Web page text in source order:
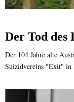
Der Tod des
Der 104 Jahre alte
Suizidvereins "Exit" in